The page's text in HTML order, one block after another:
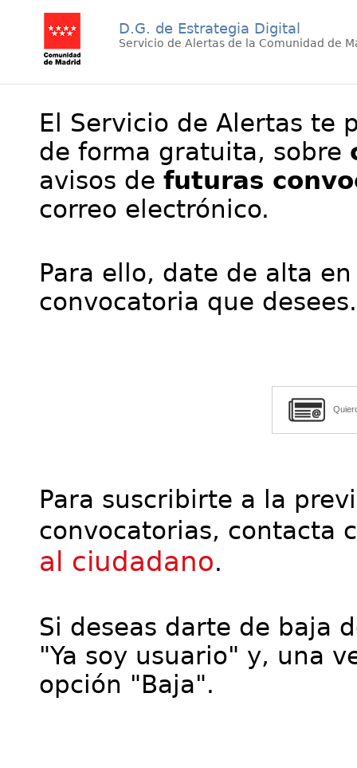
D.G. de Estrategia Digital
Servicio de Alertas de la Comunidad de
El Servicio de Alertas te
de forma gratuita, sobre
avisos de futuras
correo electrónico.
Para ello, date de alta
convocatoria que desees.
Para suscribirte a la
convocatorias, contacta
al ciudadano.
Si deseas darte de baja
"Ya soy usuario" y, una
opción "Baja".